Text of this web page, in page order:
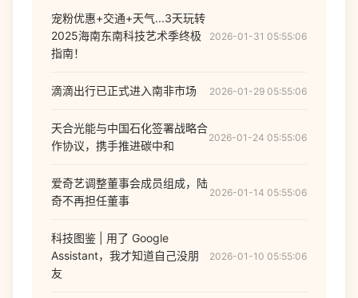
宠粉优惠+交通+天气...3天玩转
2025海南东南科技艺术季终极
指南！
2026-01-31 05:55:06
滴滴出行已正式进入南非市场 2026-01-29 05:55:06
天合光能与中国石化签署战略合
作协议，携手推进碳中和
2026-01-24 05:55:06
爱奇艺调整董事会成员组成，陆
奇不再担任董事
2026-01-14 05:55:06
科技图鉴 | 用了 Google
Assistant，我才知道自己没朋
友
2026-01-10 05:55:06